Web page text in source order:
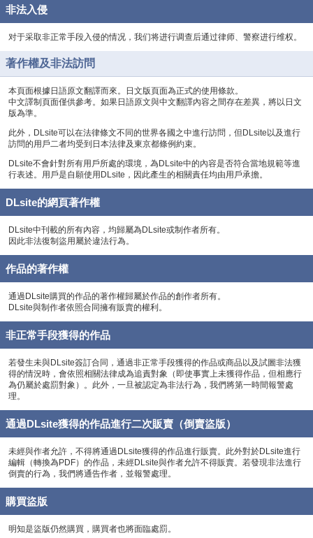
非法入侵
对于采取非正常手段入侵的情况，我们将进行调查后通过律师、警察进行维权。
著作權及非法訪問
本頁面根據日語原文翻譯而來。日文版頁面為正式的使用條款。
中文譯制頁面僅供參考。如果日語原文與中文翻譯內容之間存在差異，將以日文
版為準。
此外，DLsite可以在法律條文不同的世界各國之中進行訪問，但DLsite以及進行
訪問的用戶二者均受到日本法律及東京都條例約束。
DLsite不會針對所有用戶所處的環境，為DLsite中的內容是否符合當地規範等進
行表述。用戶是自願使用DLsite，因此產生的相關責任均由用戶承擔。
DLsite的網頁著作權
DLsite中刊載的所有內容，均歸屬為DLsite或制作者所有。
因此非法復制盜用屬於違法行為。
作品的著作權
通過DLsite購買的作品的著作權歸屬於作品的創作者所有。
DLsite與制作者依照合同擁有販賣的權利。
非正常手段獲得的作品
若發生未與DLsite簽訂合同，通過非正常手段獲得的作品或商品以及試圖非法獲
得的情況時，會依照相關法律成為追責對象（即使事實上未獲得作品，但相應行
為仍屬於處罰對象）。此外，一旦被認定為非法行為，我們將第一時間報警處
理。
通過DLsite獲得的作品進行二次販賣（倒賣盜版）
未經與作者允許，不得將通過DLsite獲得的作品進行販賣。此外對於DLsite進行
編輯（轉換為PDF）的作品，未經DLsite與作者允許不得販賣。若發現非法進行
倒賣的行為，我們將通告作者，並報警處理。
購買盜版
明知是盜版仍然購買，購買者也將面臨處罰。